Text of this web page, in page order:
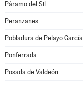
Páramo del Sil
Peranzanes
Pobladura de Pelayo García
Ponferrada
Posada de Valdeón